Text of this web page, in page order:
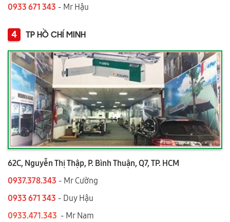
0933 671 343 - Mr Hậu
4 TP HỒ CHÍ MINH
62C, Nguyễn Thị Thập, P. Bình Thuận, Q7, TP. HCM
0937.378.343 - Mr Cường
0933 671 343 - Duy Hậu
0933.471.343 - Mr Nam